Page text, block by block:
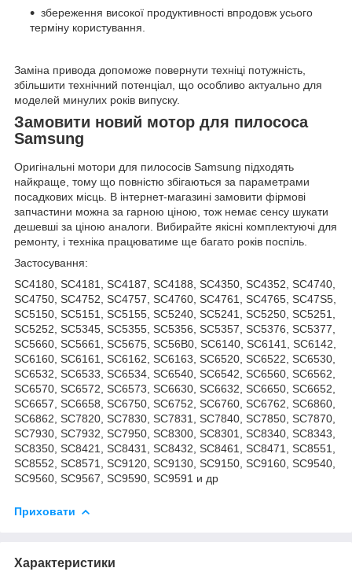
збереження високої продуктивності впродовж усього
терміну користування.
Заміна привода допоможе повернути техніці потужність,
збільшити технічний потенціал, що особливо актуально для
моделей минулих років випуску.
Замовити новий мотор для пилососа
Samsung
Оригінальні мотори для пилососів Samsung підходять
найкраще, тому що повністю збігаються за параметрами
посадкових місць. В інтернет-магазині замовити фірмові
запчастини можна за гарною ціною, тож немає сенсу шукати
дешевші за ціною аналоги. Вибирайте якісні комплектуючі для
ремонту, і техніка працюватиме ще багато років поспіль.
Застосування:
SC4180, SC4181, SC4187, SC4188, SC4350, SC4352, SC4740,
SC4750, SC4752, SC4757, SC4760, SC4761, SC4765, SC47S5,
SC5150, SC5151, SC5155, SC5240, SC5241, SC5250, SC5251,
SC5252, SC5345, SC5355, SC5356, SC5357, SC5376, SC5377,
SC5660, SC5661, SC5675, SC56B0, SC6140, SC6141, SC6142,
SC6160, SC6161, SC6162, SC6163, SC6520, SC6522, SC6530,
SC6532, SC6533, SC6534, SC6540, SC6542, SC6560, SC6562,
SC6570, SC6572, SC6573, SC6630, SC6632, SC6650, SC6652,
SC6657, SC6658, SC6750, SC6752, SC6760, SC6762, SC6860,
SC6862, SC7820, SC7830, SC7831, SC7840, SC7850, SC7870,
SC7930, SC7932, SC7950, SC8300, SC8301, SC8340, SC8343,
SC8350, SC8421, SC8431, SC8432, SC8461, SC8471, SC8551,
SC8552, SC8571, SC9120, SC9130, SC9150, SC9160, SC9540,
SC9560, SC9567, SC9590, SC9591 и др
Приховати
Характеристики